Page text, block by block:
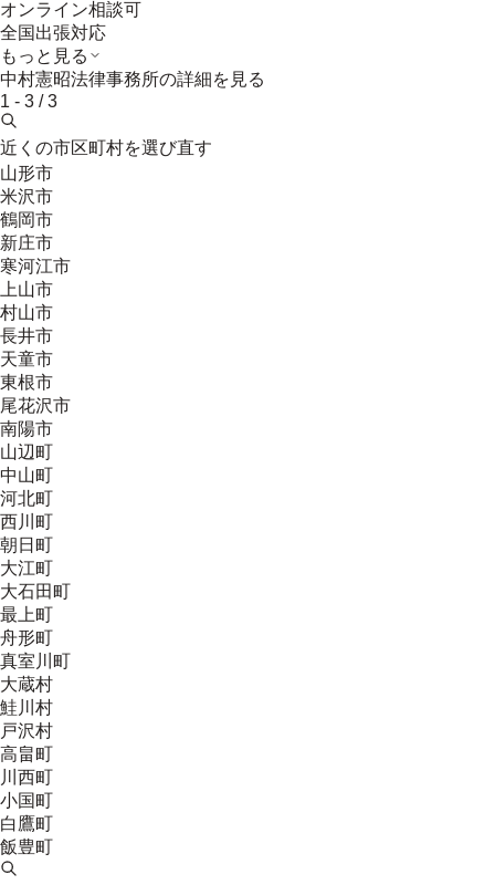
オンライン相談可
全国出張対応
もっと見る
中村憲昭法律事務所の詳細を見る
1 - 3 /3
近くの市区町村を選び直す
山形市
米沢市
鶴岡市
新庄市
寒河江市
上山市
村山市
長井市
天童市
東根市
尾花沢市
南陽市
山辺町
中山町
河北町
西川町
朝日町
大江町
大石田町
最上町
舟形町
真室川町
大蔵村
鮭川村
戸沢村
高畠町
川西町
小国町
白鷹町
飯豊町